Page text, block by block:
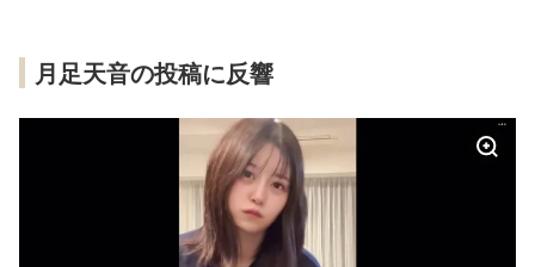
月足天音の投稿に反響